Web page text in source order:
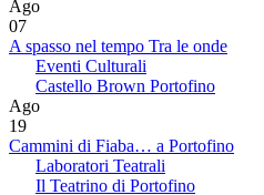
Ago
07
A spasso nel tempo Tra le onde
Eventi Culturali
Castello Brown Portofino
Ago
19
Cammini di Fiaba… a Portofino
Laboratori Teatrali
Il Teatrino di Portofino